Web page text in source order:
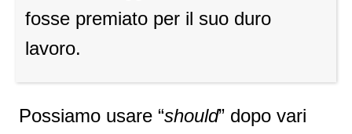
fosse premiato per il suo duro
lavoro.
Possiamo usare “should” dopo vari